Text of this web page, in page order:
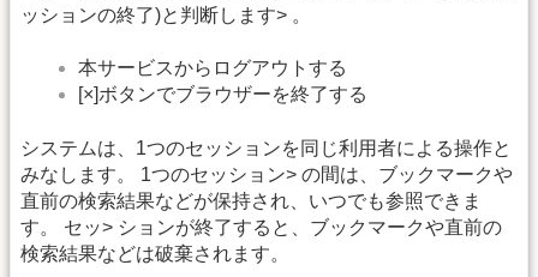
ッションの終了)と判断します> 。
本サービスからログアウトする
[×]ボタンでブラウザーを終了する
システムは、1つのセッションを同じ利用者による操作と
みなします。 1つのセッション> の間は、ブックマークや
直前の検索結果などが保持され、いつでも参照できま
す。 セッ> ションが終了すると、ブックマークや直前の
検索結果などは破棄されます。